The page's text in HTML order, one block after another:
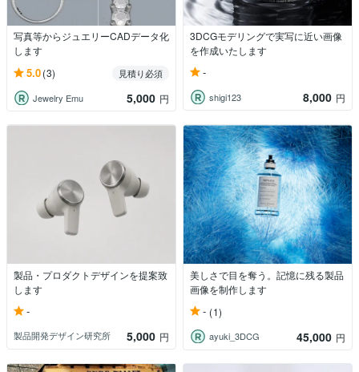
写真等からジュエリーCADデータ化
します
5.0(3)
見積り必須
Jewelry Emu
5,000 円
3DCGモデリングで実写に近い画像
を作成いたします
-
shigi123 8,000 円
製品・プロダクトデザインを提案致
します
-
製品開発デザイン研究所 5,000 円
美しさで目を奪う。記憶に残る製品
画像を制作します
- (1)
ayuki_3DCG 45,000 円